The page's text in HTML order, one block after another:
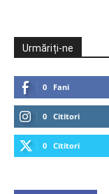
Urmăriți-ne
0 Fani
0 Cititori
0 Cititori